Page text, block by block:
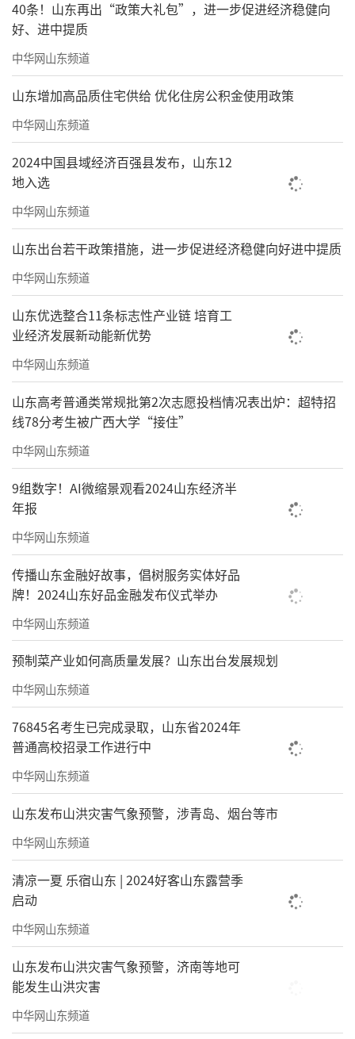
40条！山东再出“政策大礼包”，进一步促进经济稳健向
好、进中提质
中华网山东频道
山东增加高品质住宅供给 优化住房公积金使用政策
中华网山东频道
2024中国县域经济百强县发布，山东12
地入选
中华网山东频道
山东出台若干政策措施，进一步促进经济稳健向好进中提质
中华网山东频道
山东优选整合11条标志性产业链 培育工
业经济发展新动能新优势
中华网山东频道
山东高考普通类常规批第2次志愿投档情况表出炉：超特招
线78分考生被广西大学“接住”
中华网山东频道
9组数字！AI微缩景观看2024山东经济半
年报
中华网山东频道
传播山东金融好故事，倡树服务实体好品
牌！2024山东好品金融发布仪式举办
中华网山东频道
预制菜产业如何高质量发展？山东出台发展规划
中华网山东频道
76845名考生已完成录取，山东省2024年
普通高校招录工作进行中
中华网山东频道
山东发布山洪灾害气象预警，涉青岛、烟台等市
中华网山东频道
清凉一夏 乐宿山东 | 2024好客山东露营季
启动
中华网山东频道
山东发布山洪灾害气象预警，济南等地可
能发生山洪灾害
中华网山东频道